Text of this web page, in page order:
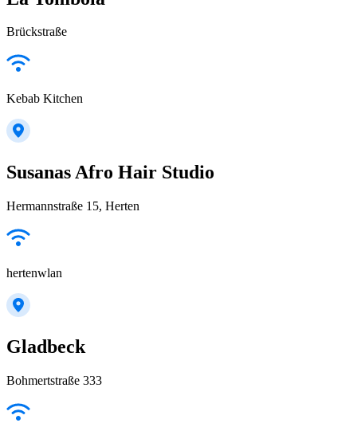
Brückstraße
Kebab Kitchen
Susanas Afro Hair Studio
Hermannstraße 15, Herten
hertenwlan
Gladbeck
Bohmertstraße 333